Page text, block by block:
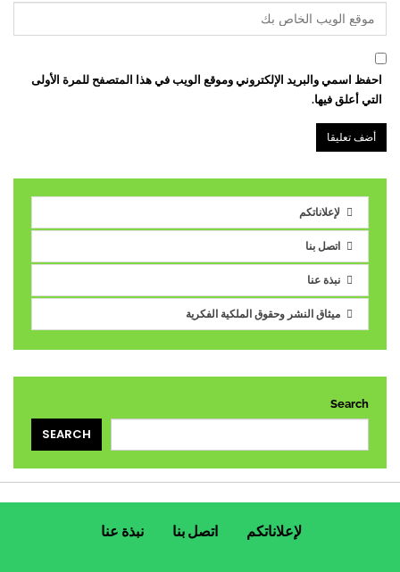
احفظ اسمي والبريد الإلكتروني وموقع الويب في هذا المتصفح للمرة الأولى
التي أعلق فيها.
لإعلاناتكم
اتصل بنا
نبذة عنا
ميثاق النشر وحقوق الملكية الفكرية
Search
SEARCH
لإعلاناتكم اتصل بنا نبذة عنا